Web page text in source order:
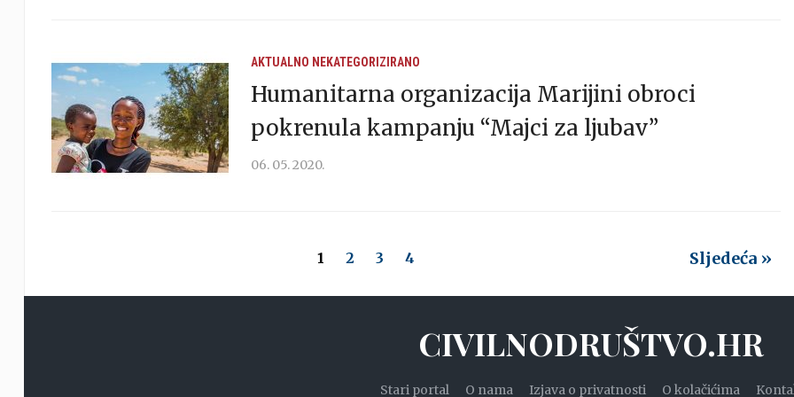
AKTUALNO NEKATEGORIZIRANO
Humanitarna organizacija Marijini obroci
pokrenula kampanju “Majci za ljubav”
06. 05. 2020.
1 2 3 4 Sljedeća »
CIVILNODRUŠTVO.HR
Stari portal O nama Izjava o privatnosti O kolačićima